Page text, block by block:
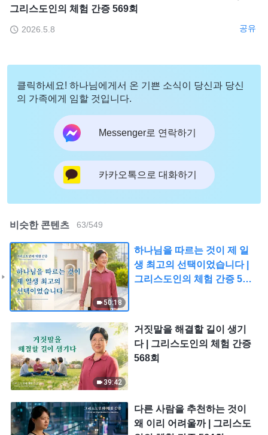
그리스도인의 체험 간증 569회
2026.5.8 공유
클릭하세요! 하나님에게서 온 기쁜 소식이 당신과 당신
의 가족에게 임할 것입니다.
Messenger로 연락하기
카카오톡으로 대화하기
비슷한 콘텐츠 63/549
50:18
하나님을 따르는 것이 제 일
생 최고의 선택이었습니다 |
그리스도인의 체험 간증 569
39:42
거짓말을 해결할 길이 생기
다 | 그리스도인의 체험 간증
568회
다른 사람을 추천하는 것이
왜 이리 어려울까 | 그리스도